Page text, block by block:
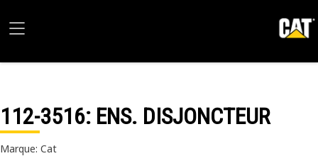
112-3516: ENS. DISJONCTEUR
Marque: Cat